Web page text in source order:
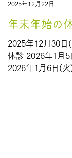
年末年始の
2025年12月30
休診 2026年1
2026年1月6日(
2025年12月22日